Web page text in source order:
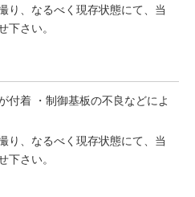
り、なるべく現存状態にて、当
下さい。
付着 ・制御基板の不良などによ
り、なるべく現存状態にて、当
下さい。